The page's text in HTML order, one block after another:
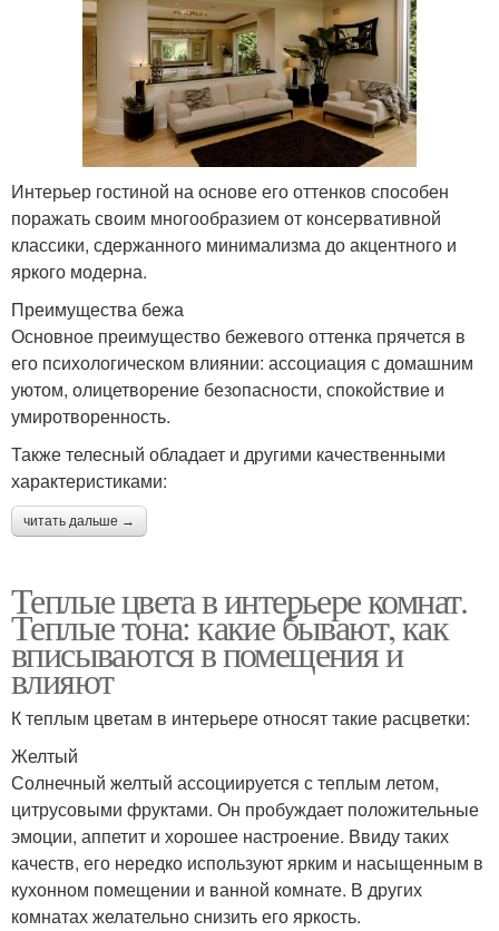
Интерьер гостиной на основе его оттенков способен
поражать своим многообразием от консервативной
классики, сдержанного минимализма до акцентного и
яркого модерна.
Преимущества бежа
Основное преимущество бежевого оттенка прячется в
его психологическом влиянии: ассоциация с домашним
уютом, олицетворение безопасности, спокойствие и
умиротворенность.
Также телесный обладает и другими качественными
характеристиками:
читать дальше →
Теплые цвета в интерьере комнат.
Теплые тона: какие бывают, как
вписываются в помещения и
влияют
К теплым цветам в интерьере относят такие расцветки:
Желтый
Солнечный желтый ассоциируется с теплым летом,
цитрусовыми фруктами. Он пробуждает положительные
эмоции, аппетит и хорошее настроение. Ввиду таких
качеств, его нередко используют ярким и насыщенным в
кухонном помещении и ванной комнате. В других
комнатах желательно снизить его яркость.